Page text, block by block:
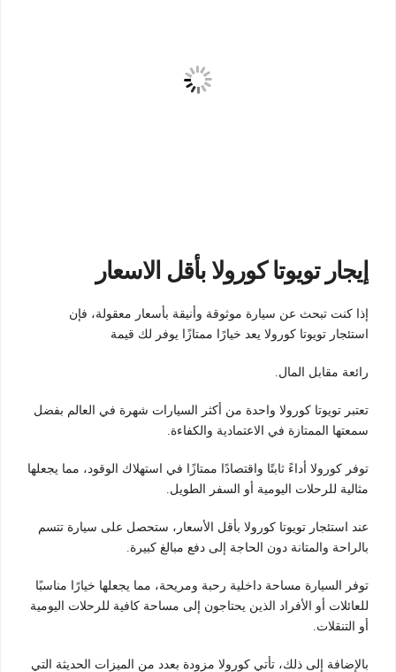
إيجار تويوتا كورولا بأقل الاسعار
إذا كنت تبحث عن سيارة موثوقة وأنيقة بأسعار معقولة، فإن
استئجار تويوتا كورولا يعد خيارًا ممتازًا يوفر لك قيمة
رائعة مقابل المال.
تعتبر تويوتا كورولا واحدة من أكثر السيارات شهرة في العالم بفضل
سمعتها الممتازة في الاعتمادية والكفاءة.
توفر كورولا أداءً ثابتًا واقتصادًا ممتازًا في استهلاك الوقود، مما يجعلها
مثالية للرحلات اليومية أو السفر الطويل.
عند استئجار تويوتا كورولا بأقل الأسعار، ستحصل على سيارة تتسم
بالراحة والمتانة دون الحاجة إلى دفع مبالغ كبيرة.
توفر السيارة مساحة داخلية رحبة ومريحة، مما يجعلها خيارًا مناسبًا
للعائلات أو الأفراد الذين يحتاجون إلى مساحة كافية للرحلات اليومية
أو التنقلات.
بالإضافة إلى ذلك، تأتي كورولا مزودة بعدد من الميزات الحديثة التي